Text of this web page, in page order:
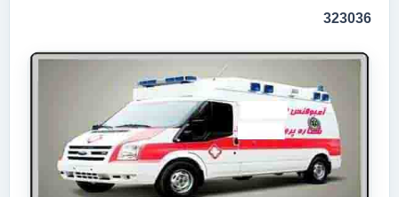
323036